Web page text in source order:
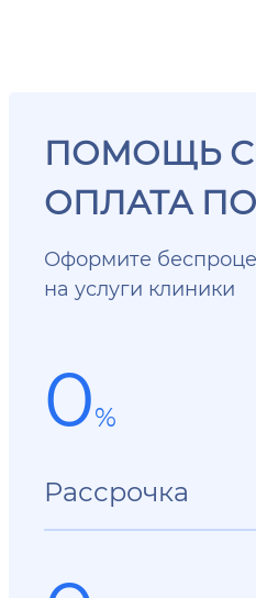
ПОМОЩЬ
ОПЛАТА
Оформите
на услуги клиники
0%
Рассрочка